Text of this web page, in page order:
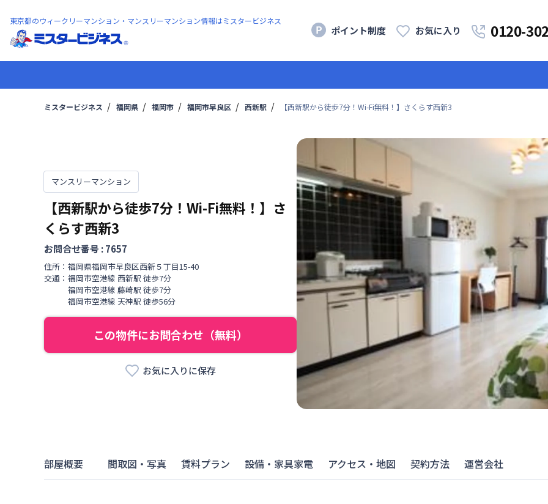
東京都のウィークリーマンション・マンスリーマンション情報はミスタービジネス
ポイント制度 お気に入り 0120-
ミスタービジネス 福岡県 福岡市 福岡市早良区 西新駅 【西新駅から徒歩7分！Wi-Fi無料！】さくらす西新3
マンスリーマンション
【西新駅から徒歩7分！Wi-Fi無料！】さ
くらす西新3
お問合せ番号 :7657
住所： 福岡県福岡市早良区西新５丁目15-40
交通： 福岡市空港線 西新駅 徒歩7分
福岡市空港線 藤崎駅 徒歩7分
福岡市空港線 天神駅 徒歩56分
この物件にお問合わせ（無料）
お気に入りに保存
部屋概要 間取図・写真 賃料プラン 設備・家具家電 アクセス・地図 契約方法 運営会社